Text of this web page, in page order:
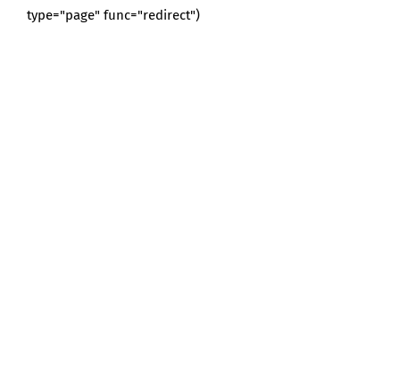
type="page" func="redirect")